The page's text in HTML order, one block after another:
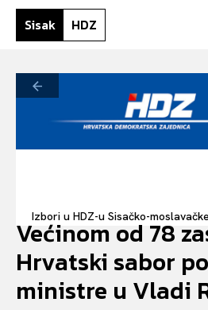
Sisak HDZ
Izbori u HDZ-u Sisačko-
Većinom od 78
Hrvatski sabor
ministre u Vladi